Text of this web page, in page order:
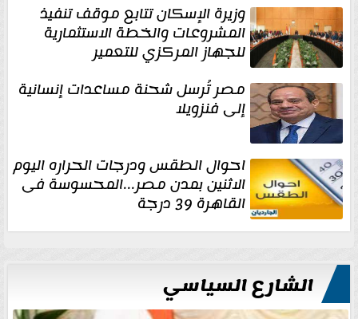
وزيرة الإسكان تتابع موقف تنفيذ
المشروعات والخطة الاستثمارية
للجهاز المركزي للتعمير
مصر تُرسل شحنة مساعدات إنسانية
إلى فنزويلا
احوال الطقس ودرجات الحراره اليوم
الاثنين بمدن مصر...المحسوسة فى
القاهرة 39 درجة
الشارع السياسي